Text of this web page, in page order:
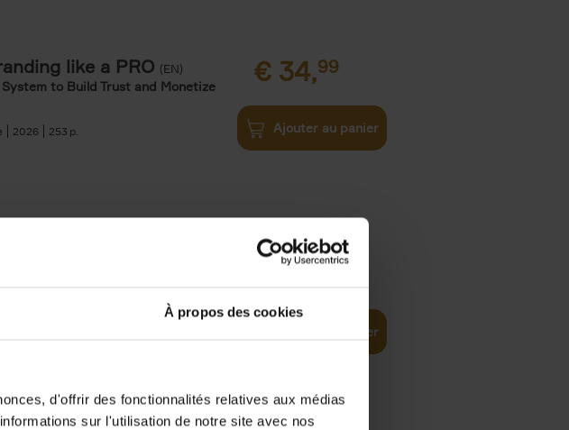
À propos des cookies
d'offrir des fonctionnalités relatives aux médias
sur l'utilisation de notre site avec nos
like a PRO (EN)
to Build Trust and Monetize
2026 253
€ 34,99
Ajouter au panier
edition
2022 226
35,50
Ajouter au panier